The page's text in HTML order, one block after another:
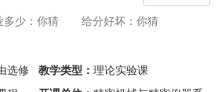
多少：你猜
给分好坏：你猜
选修 教学类型： 理论实验课